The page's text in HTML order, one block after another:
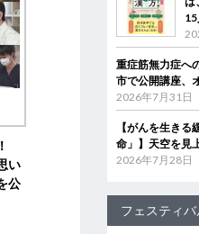
い
公
重症筋無力症へ
市で公開講座、
2026年7月31日
【がんを生き
命」】天空を見
2026年7月28日
フェスティバ